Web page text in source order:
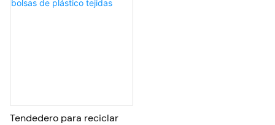
Tendedero para reciclar